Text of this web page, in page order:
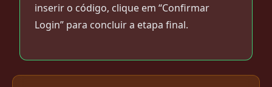
inserir o código, clique em “Confirmar
Login” para concluir a etapa final.